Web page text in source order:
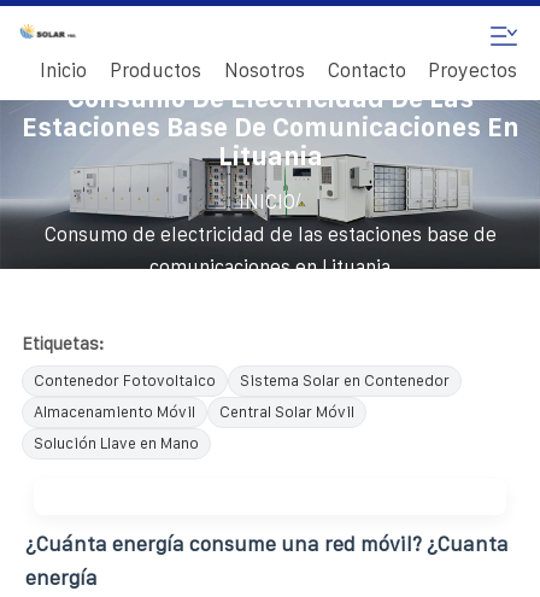
Inicio Productos Nosotros Contacto Proyectos
Consumo De Electricidad De Las
Estaciones Base De Comunicaciones En
Lituania
INICIO/
Consumo de electricidad de las estaciones base de
comunicaciones en Lituania
Etiquetas:
Contenedor Fotovoltaico
Sistema Solar en Contenedor
Almacenamiento Móvil
Central Solar Móvil
Solución Llave en Mano
¿Cuánta energía consume una red móvil? ¿Cuanta
energía